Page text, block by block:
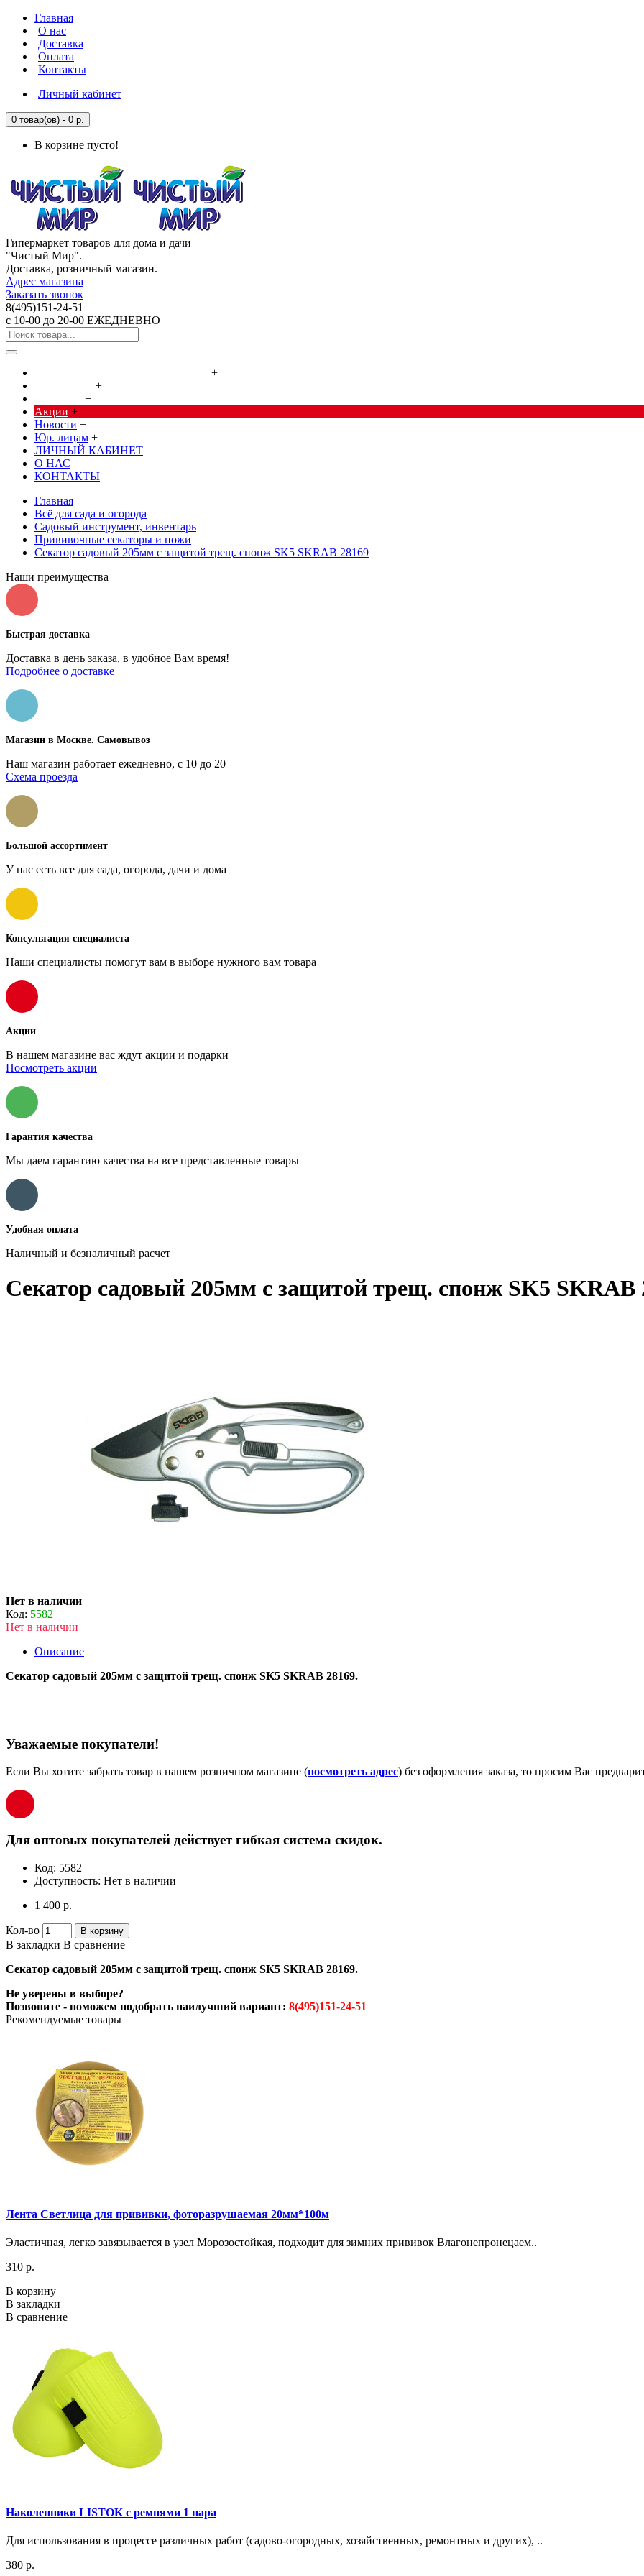
Главная
О нас
Доставка
Оплата
Контакты
Личный кабинет
0 товар(ов) - 0 р.
В корзине пусто!
Гипермаркет товаров для дома и дачи
"Чистый Мир".
Доставка, розничный магазин.
Адрес магазина
Заказать звонок
8(495)151-24-51
с 10-00 до 20-00 ЕЖЕДНЕВНО
+
+
+
Акции +
Новости +
Юр. лицам +
ЛИЧНЫЙ КАБИНЕТ
О НАС
КОНТАКТЫ
Главная
Всё для сада и огорода
Садовый инструмент, инвентарь
Прививочные секаторы и ножи
Секатор садовый 205мм с защитой трещ. спонж SK5 SKRAB 28169
Наши преимущества
Быстрая доставка
Доставка в день заказа, в удобное Вам время!
Подробнее о доставке
Магазин в Москве. Самовывоз
Наш магазин работает ежедневно, с 10 до 20
Схема проезда
Большой ассортимент
У нас есть все для сада, огорода, дачи и дома
Консультация специалиста
Наши специалисты помогут вам в выборе нужного вам товара
Акции
В нашем магазине вас ждут акции и подарки
Посмотреть акции
Гарантия качества
Мы даем гарантию качества на все представленные товары
Удобная оплата
Наличный и безналичный расчет
Секатор садовый 205мм с защитой трещ. спонж SK5 SKRAB
Нет в наличии
Код: 5582
Нет в наличии
Описание
Секатор садовый 205мм с защитой трещ. спонж SK5 SKRAB 28169.
Уважаемые покупатели!
Если Вы хотите забрать товар в нашем розничном магазине (посмотреть адрес) без оформления заказа, то просим Вас
Для оптовых покупателей действует гибкая система скидок.
Код: 5582
Доступность: Нет в наличии
1 400 р.
Кол-во В корзину
В закладки В сравнение
Секатор садовый 205мм с защитой трещ. спонж SK5 SKRAB 28169.
Не уверены в выборе?
Позвоните - поможем подобрать наилучший вариант: 8(495)151-24-51
Рекомендуемые товары
Лента Светлица для прививки, фоторазрушаемая 20мм*100м
Эластичная, легко завязывается в узел Морозостойкая, подходит для зимних прививок Влагонепронецаем..
310 р.
В корзину
В закладки
В сравнение
Наколенники LISTOK c ремнями 1 пара
Для использования в процессе различных работ (садово-огородных, хозяйственных, ремонтных и других), ..
380 р.